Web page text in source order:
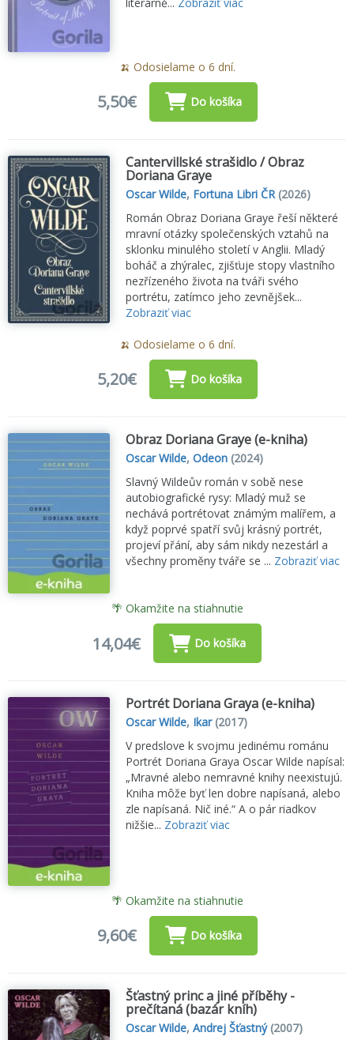
🍌 Odosielame o 6 dní.
5,50€ Do košíka
Cantervillské strašidlo / Obraz
Doriana Graye
Oscar Wilde, Fortuna Libri ČR (2026)
Román Obraz Doriana Graye řeší některé
mravní otázky společenských vztahů na
sklonku minulého století v Anglii. Mladý
boháč a zhýralec, zjišťuje stopy vlastního
nezřízeného života na tváři svého
portrétu, zatímco jeho zevnějšek...
Zobraziť viac
🍌 Odosielame o 6 dní.
5,20€ Do košíka
Obraz Doriana Graye (e-kniha)
Oscar Wilde,Odeon (2024)
Slavný Wildeův román v sobě nese
autobiografické rysy: Mladý muž se
nechává portrétovat známým malířem, a
když poprvé spatří svůj krásný portrét,
projeví přání, aby sám nikdy nezestárl a
všechny proměny tváře se ... Zobraziť viac
🌴 Okamžite na stiahnutie
14,04€ Do košíka
Portrét Doriana Graya (e-kniha)
Oscar Wilde, Ikar(2017)
V predslove k svojmu jedinému románu
Portrét Doriana Graya Oscar Wilde napísal:
„Mravné alebo nemravné knihy neexistujú.
Kniha môže byť len dobre napísaná, alebo
zle napísaná. Nič iné.“ A o pár riadkov
nižšie... Zobraziť viac
🌴 Okamžite na stiahnutie
9,60€ Do košíka
Šťastný princ a jiné příběhy -
prečítaná (bazár kníh)
Oscar Wilde,Andrej Šťastný(2007)